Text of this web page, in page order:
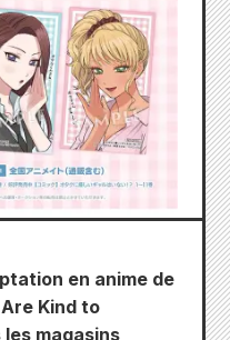
en anime de
Kind to
magasins